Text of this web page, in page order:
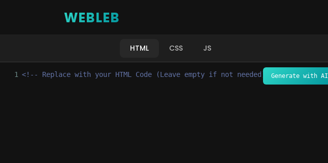
WEBLEB
HTML CSS JS
1 <!-- Replace with your HTML Code (Leave empty if not needed) -->Generate with AI